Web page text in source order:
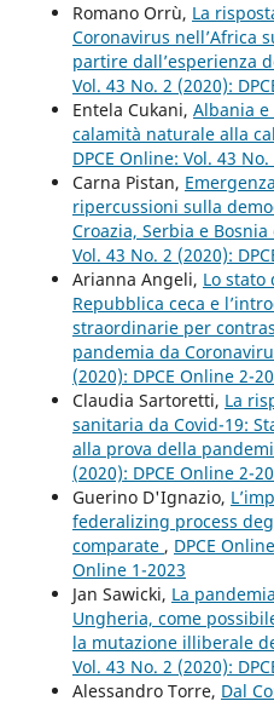
Romano Orrù, La
Coronavirus nell’Africa
partire dall’esperienza
Vol. 43 No. 2 (2020):
Entela Cukani, Albania e
calamità naturale alla
DPCE Online: Vol. 43
Carna Pistan,
ripercussioni sulla
Croazia, Serbia e
Vol. 43 No. 2 (2020):
Arianna Angeli, Lo stato
Repubblica ceca e
straordinarie per
pandemia da
(2020): DPCE Online 2-
Claudia Sartoretti, La
sanitaria da Covid-19:
alla prova della
(2020): DPCE Online 2-
Guerino D'Ignazio,
federalizing process
comparate , DPCE
Online 1-2023
Jan Sawicki, La
Ungheria, come
la mutazione illiberale
Vol. 43 No. 2 (2020):
Alessandro Torre, Dal